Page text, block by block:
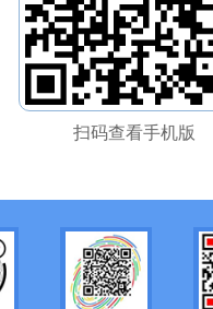
扫码查看手机版